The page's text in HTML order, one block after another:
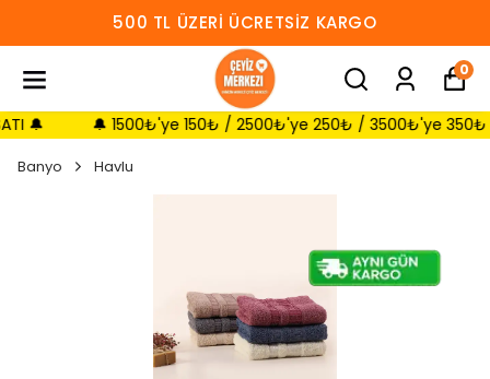
500 TL ÜZERI ÜCRETSIZ KARGO
0
🔔 1500₺'ye 150₺ / 2500₺'ye 250₺ / 3500₺'ye 350₺
Banyo Havlu